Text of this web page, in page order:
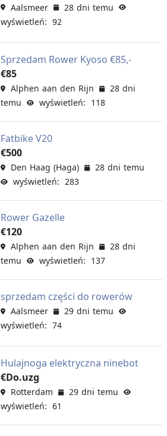
Aalsmeer
28 dni temu
wyświetleń: 92
Sprzedam Rower Kyoso €85,-
€85
Alphen aan den Rijn
28 dni
temu
wyświetleń: 118
Fatbike V20
€500
Den Haag (Haga)
28 dni temu
wyświetleń: 283
Rower Gazelle
€120
Alphen aan den Rijn
28 dni
temu
wyświetleń: 137
sprzedam części do rowerów
Aalsmeer
29 dni temu
wyświetleń: 74
Hulajnoga elektryczna ninebot
€Do.uzg
Rotterdam
29 dni temu
wyświetleń: 61